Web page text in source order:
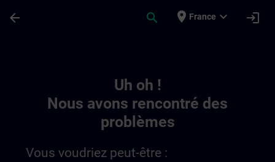
arrow_back search place France expand_more login
Uh oh !
Nous avons rencontré des
problèmes
Vous voudriez peut-être :